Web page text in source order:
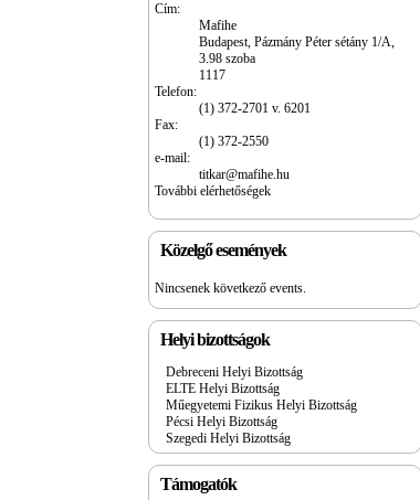
Cím:
Mafihe
Budapest, Pázmány Péter sétány 1/A,
3.98 szoba
1117
Telefon:
(1) 372-2701 v. 6201
Fax:
(1) 372-2550
e-mail:
titkar@mafihe.hu
További elérhetőségek
Közelgő események
Nincsenek következő events.
Helyi bizottságok
Debreceni Helyi Bizottság
ELTE Helyi Bizottság
Műegyetemi Fizikus Helyi Bizottság
Pécsi Helyi Bizottság
Szegedi Helyi Bizottság
Támogatók